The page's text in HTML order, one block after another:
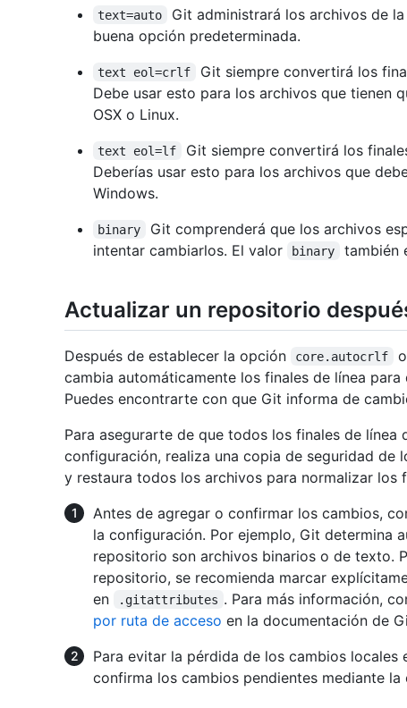
text=auto
Git administrará los archivos de
buena opción predeterminada.
text eol=crlf Git siempre convertirá los
Debe usar esto para los archivos que tienen
OSX o Linux.
text eol=lf Git siempre convertirá los
Deberías usar esto para los archivos que
Windows.
binary
Git comprenderá que los archivos
intentar cambiarlos. El valor
binary también
Actualizar un repositorio
Después de establecer la opción core.autocrlf
cambia automáticamente los finales de línea
Puedes encontrarte con que Git informa de
Para asegurarte de que todos los finales de
configuración, realiza una copia de seguridad de
y restaura todos los archivos para normalizar los
Antes de agregar o confirmar los cambios,
la configuración. Por ejemplo, Git determina
repositorio son archivos binarios o de texto.
repositorio, se recomienda marcar
en
.gitattributes . Para más información,
por ruta de acceso en la documentación de
Para evitar la pérdida de los cambios
confirma los cambios pendientes mediante